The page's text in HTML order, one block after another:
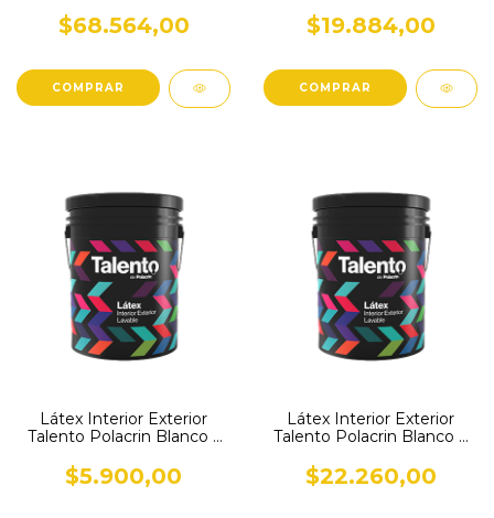
$68.564,00 $19.884,00
COMPRAR
Látex Interior Exterior
Talento Polacrin Blanco 1
$5.900,00
Látex Interior Exterior
Talento Polacrin Blanco 4
$22.260,00